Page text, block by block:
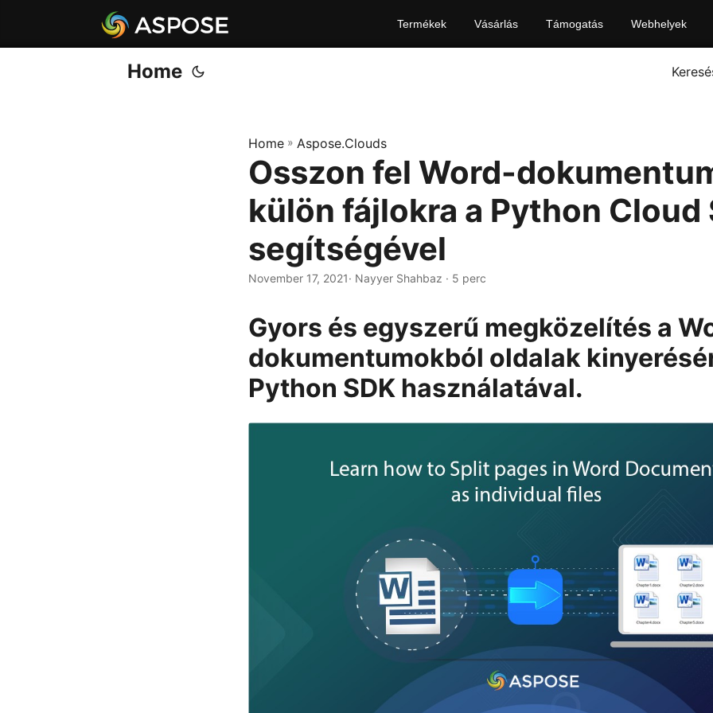
Termékek Vásárlás Támogatás Webhelyek
Home
Home » Aspose.Clouds
Osszon fel Word-
külön fájlokra a Python Cloud
segítségével
November 17, 2021· Nayyer Shahbaz · 5 perc
Gyors és egyszerű megközelítés a
dokumentumokból oldalak
Python SDK használatával.